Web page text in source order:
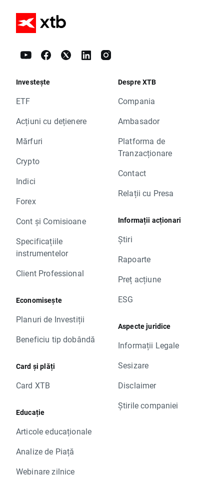
Investește
ETF
Acțiuni cu dețienere
Mărfuri
Crypto
Indici
Forex
Cont și Comisioane
Specificațiile
instrumentelor
Client Professional
Economisește
Planuri de Investiții
Beneficiu tip dobândă
Card și plăți
Card XTB
Educație
Articole educaționale
Analize de Piață
Webinare zilnice
Despre XTB
Compania
Ambasador
Platforma de
Tranzacționare
Contact
Relații cu Presa
Informații acționari
Știri
Rapoarte
Preț acțiune
ESG
Aspecte juridice
Informații Legale
Sesizare
Disclaimer
Știrile companiei